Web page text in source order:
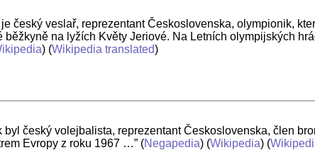
český veslař, reprezentant Československa, olympionik,
běžkyně na lyžích Květy Jeriové. Na Letních olympijských
) (Wikipedia translated)
byl český volejbalista, reprezentant Československa, člen
Evropy z roku 1967 …” (Negapedia) (Wikipedia) (